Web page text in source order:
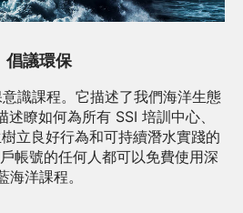
倡議環保
識課程。它描述了我們海洋生態
瞭如何為所有 SSI 培訓中心、
立良好行為和可持續潛水實踐的
帳號的任何人都可以免費使用深
海洋課程。